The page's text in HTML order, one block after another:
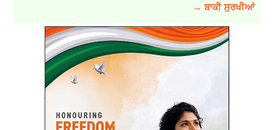
→ ਬਾਕੀ ਸੁਰਖੀਆਂ